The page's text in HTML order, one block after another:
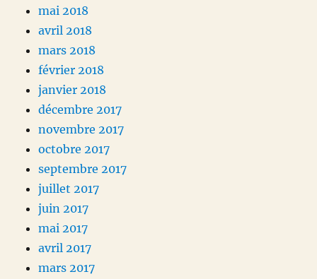
mai 2018
avril 2018
mars 2018
février 2018
janvier 2018
décembre 2017
novembre 2017
octobre 2017
septembre 2017
juillet 2017
juin 2017
mai 2017
avril 2017
mars 2017